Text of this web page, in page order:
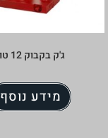
ג'ק בקבוק 12 טון
מידע נוסף